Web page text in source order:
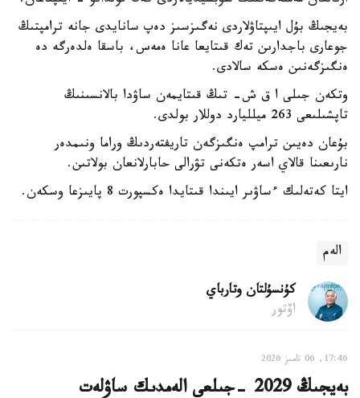
بەيجىڭ بۇل ايىپتاۋلاردى نەگىزسىز دەپ سانايدى جانە ترامپتىڭ
جوعارى باجدارىن تەك قىتايعا عانا ەمەس، باسقا ەلدەرگە دە
ەنگىزگەنىن ەسكە سالادى.
وتكەن جىلى ا ق ش- تىڭ قىتايمەن ساۋدا بالانسىنىڭ
تاپشىلىعى 263 ميلليارد دوللار بولدى.
بۇعان دەيىن ترامپ ەنگىزگەن تاريفتەردىڭ وراما ونىمدەر
نارىعىنا قالاي اسەر ەتكەنى تۋرالى حابارلانعان بولاتىن.
ايتا كەتەلىك ءساۋىر ايىندا قىتايدا ەكسپورت 8 پايىزعا وسكەن.
الەم
كۇنسۇلتان وتارباي
اۆتور
17:46, 06 تامىز 2026
بەيجىڭ 2029 -جىلعى الەمدىك ساۋلەت